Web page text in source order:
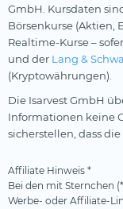
GmbH. Kursdaten
Börsenkurse (Aktien,
Realtime-Kurse –
und der Lang &
(Kryptowährungen).
Die Isarvest GmbH
Informationen keine
sicherstellen, dass
Affiliate Hinweis *
Bei den mit Sternchen
Werbe- oder Affiliate-